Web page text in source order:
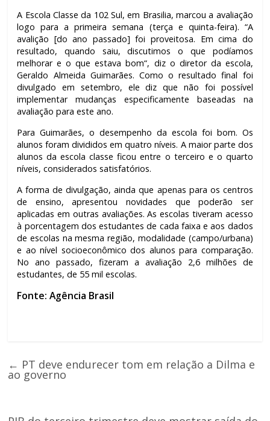
A Escola Classe da 102 Sul, em Brasilia, marcou a avaliação
logo para a primeira semana (terça e quinta-feira). “A
avalição [do ano passado] foi proveitosa. Em cima do
resultado, quando saiu, discutimos o que podíamos
melhorar e o que estava bom“, diz o diretor da escola,
Geraldo Almeida Guimarães. Como o resultado final foi
divulgado em setembro, ele diz que não foi possível
implementar mudanças especificamente baseadas na
avaliação para este ano.
Para Guimarães, o desempenho da escola foi bom. Os
alunos foram divididos em quatro níveis. A maior parte dos
alunos da escola classe ficou entre o terceiro e o quarto
níveis, considerados satisfatórios.
A forma de divulgação, ainda que apenas para os centros
de ensino, apresentou novidades que poderão ser
aplicadas em outras avaliações. As escolas tiveram acesso
à porcentagem dos estudantes de cada faixa e aos dados
de escolas na mesma região, modalidade (campo/urbana)
e ao nível socioeconômico dos alunos para comparação.
No ano passado, fizeram a avaliação 2,6 milhões de
estudantes, de 55 mil escolas.
Fonte: Agência Brasil
← PT deve endurecer tom em relação a Dilma e
ao governo